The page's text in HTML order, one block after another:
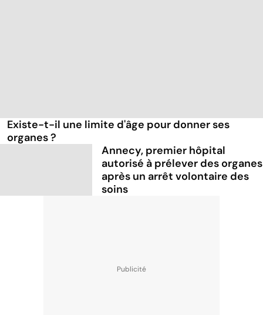
Existe-t-il une limite d'âge pour donner ses
organes ?
Annecy, premier hôpital
autorisé à prélever des organes
après un arrêt volontaire des
soins